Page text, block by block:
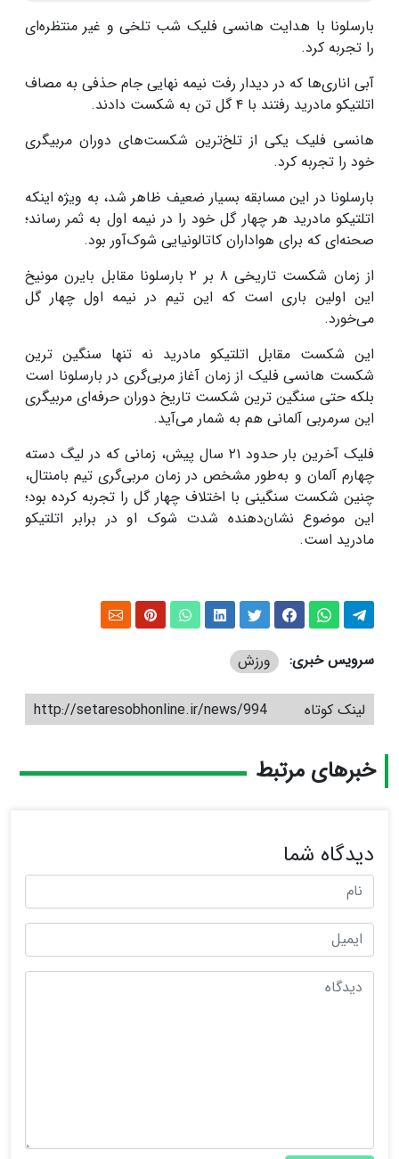
بارسلونا با هدایت هانسی فلیک شب تلخی و غیر منتظره‌ای
را تجربه کرد.
آبی اناری‌ها که در دیدار رفت نیمه نهایی جام حذفی به مصاف
اتلتیکو مادرید رفتند با ۴گل تن به شکست دادند.
هانسی فلیک یکی از تلخ‌ترین شکست‌های دوران مربیگری
خود را تجربه کرد.
بارسلونا در این مسابقه بسیار ضعیف ظاهر شد، به ویژه اینکه
اتلتیکو مادرید هر چهار گل خود را در نیمه اول به ثمر رساند؛
صحنه‌ای که برای هواداران کاتالونیایی شوک‌آور بود.
از زمان شکست تاریخی۸ بر ۲بارسلونا مقابل بایرن مونیخ
این اولین باری است که این تیم در نیمه اول چهار گل
می‌خورد.
این شکست مقابل اتلتیکو مادرید نه تنها سنگین ترین
شکست هانسی فلیک از زمان آغاز مربی‌گری در بارسلونا است
بلکه حتی سنگین ترین شکست تاریخ دوران حرفه‌ای مربیگری
این سرمربی آلمانی هم به شمار می‌آید.
فلیک آخرین بار حدود ۲۱ سال پیش، زمانی که در لیگ دسته
چهارم آلمان و به‌طور مشخص در زمان مربی‌گری تیم بامنتال،
چنین شکست سنگینی با اختلاف چهار گل را تجربه کرده بود؛
این موضوع نشان‌دهنده شدت شوک او در برابر اتلتیکو
مادرید است.
سرویس خبری: ورزش
لینک کوتاه http://setaresobhonline.ir/news/994
خبرهای مرتبط
دیدگاه شما